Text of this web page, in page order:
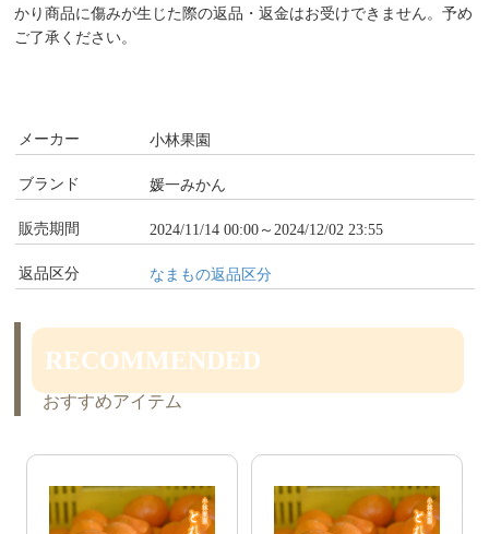
かり商品に傷みが生じた際の返品・返金はお受けできません。予め
ご了承ください。
メーカー 小林果園
ブランド 媛一みかん
販売期間 2024/11/14 00:00～2024/12/02 23:55
返品区分 なまもの返品区分
RECOMMENDED
おすすめアイテム